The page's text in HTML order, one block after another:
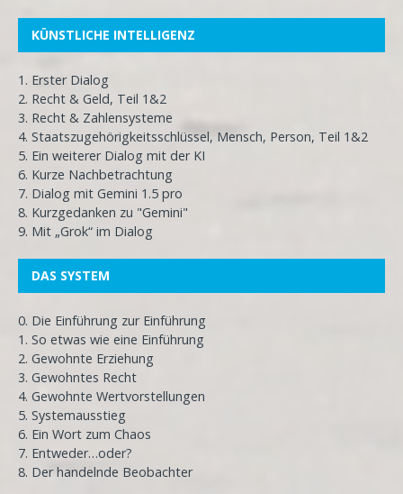
KÜNSTLICHE INTELLIGENZ
1. Erster Dialog
2. Recht & Geld, Teil 1&2
3. Recht & Zahlensysteme
4. Staatszugehörigkeitsschlüssel, Mensch, Person, Teil 1&2
5. Ein weiterer Dialog mit der KI
6. Kurze Nachbetrachtung
7. Dialog mit Gemini 1.5 pro
8. Kurzgedanken zu "Gemini"
9. Mit „Grok“ im Dialog
DAS SYSTEM
0. Die Einführung zur Einführung
1. So etwas wie eine Einführung
2. Gewohnte Erziehung
3. Gewohntes Recht
4. Gewohnte Wertvorstellungen
5. Systemausstieg
6. Ein Wort zum Chaos
7. Entweder…oder?
8. Der handelnde Beobachter